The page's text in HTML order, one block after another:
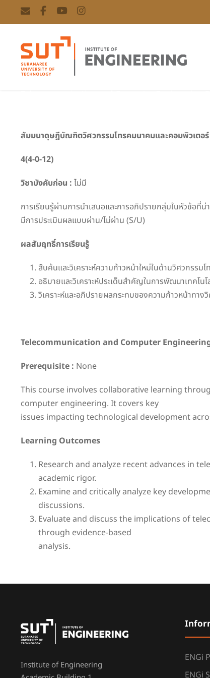
สัมมนาดุษฎีบัณฑิตวิศวกรรมโทรคมนาคมและคอมพิวเตอ
4(4-0-12)
วิชาบังคับก่อน : ไม่มี
การเรียนรู้ผ่านการนำเสนอและการอภิปรายกลุ่มในหัวข้อที่
มีการประเมินผลแบบผ่าน/ไม่ผ่าน (S/U)
ผลสัมฤทธิ์การเรียนรู้
สืบค้นและวิเคราะห์ความก้าวหน้าใหม่ในด้านวิศวกรร
อธิบายและวิเคราะห์ประเด็นสำคัญในการพัฒนาเทคโ
วิเคราะห์และอภิปรายผลกระทบของความก้าวหน้าทา
Telecommunication and Computer
Prerequisite : None
This course involves collaborative learning
computer engineering. It covers key
issues impacting technological development
Learning Outcomes
Research and analyze recent advances in
academic rigor.
Examine and critically analyze key
discussions.
Evaluate and discuss the implications of
through evidence-based
analysis.
Institute of Engineering
ENGi
ENGi